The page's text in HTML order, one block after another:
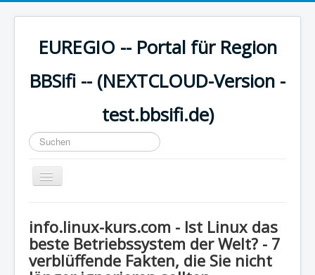
EUREGIO -- Portal für Region
BBSifi -- (NEXTCLOUD-Version -
test.bbsifi.de)
Suchen
...
Navigation
an/aus
H A U P T M E N Ü
EUREGIO - Inhalte
info.linux-kurs.com - Ist Linux das
beste Betriebssystem der Welt? - 7
verblüffende Fakten, die Sie nicht